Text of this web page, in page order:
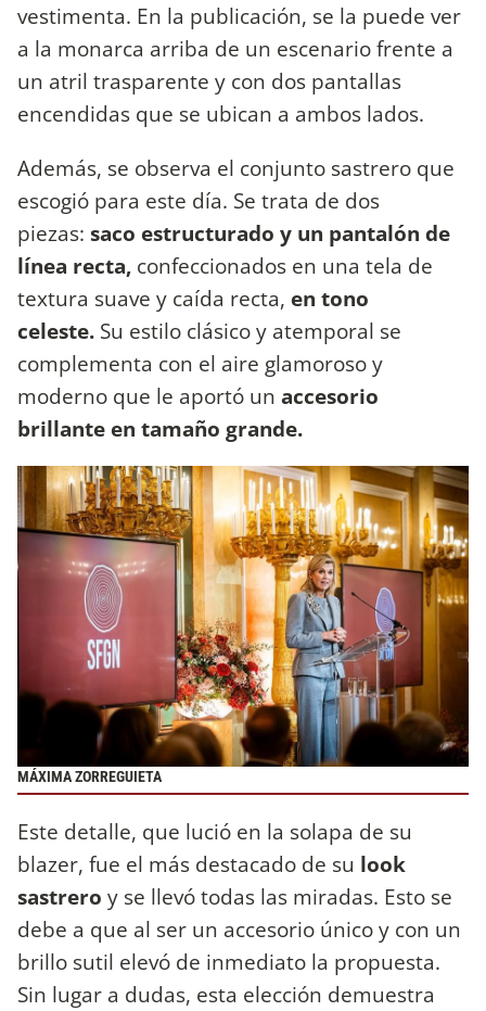
vestimenta. En la publicación, se la puede ver
a la monarca arriba de un escenario frente a
un atril trasparente y con dos pantallas
encendidas que se ubican a ambos lados.
Además, se observa el conjunto sastrero que
escogió para este día. Se trata de dos
piezas: saco estructurado y un pantalón de
línea recta, confeccionados en una tela de
textura suave y caída recta, en tono
celeste. Su estilo clásico y atemporal se
complementa con el aire glamoroso y
moderno que le aportó un accesorio
brillante en tamaño grande.
MÁXIMA ZORREGUIETA
Este detalle, que lució en la solapa de su
blazer, fue el más destacado de su look
sastrero y se llevó todas las miradas. Esto se
debe a que al ser un accesorio único y con un
brillo sutil elevó de inmediato la propuesta.
Sin lugar a dudas, esta elección demuestra